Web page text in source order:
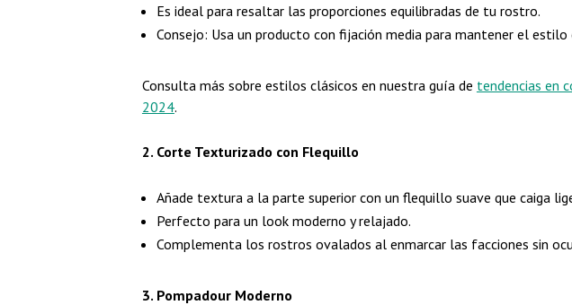
Es ideal para resaltar las proporciones equilibradas de tu rostro.
Consejo: Usa un producto con fijación media para mantener el estilo
Consulta más sobre estilos clásicos en nuestra guía de tendencias en
2024.
2. Corte Texturizado con Flequillo
Añade textura a la parte superior con un flequillo suave que caiga
Perfecto para un look moderno y relajado.
Complementa los rostros ovalados al enmarcar las facciones sin
3. Pompadour Moderno